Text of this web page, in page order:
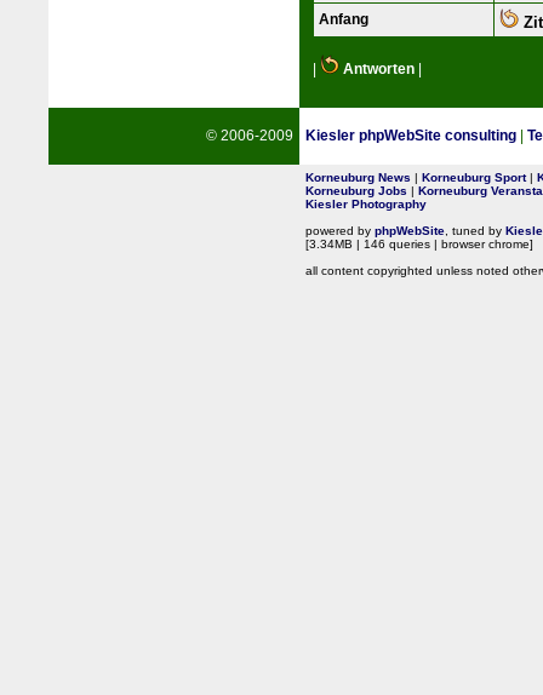
Anfang
Antworten
© 2006-2009 Kiesler phpWebSite consulting
Korneuburg News | Korneuburg Sport|
Korneuburg Jobs | Korneuburg
Kiesler Photography
powered by phpWebSite , tuned by
[3.34MB | 146 queries | browser chrome]
all content copyrighted unless noted